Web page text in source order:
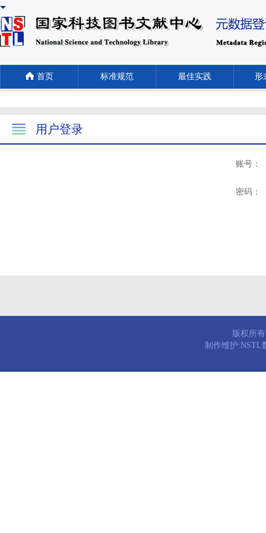
首页 标准规范 最佳实践 形
用户登录
账号：
密码：
版权所
制作维护:NSTL